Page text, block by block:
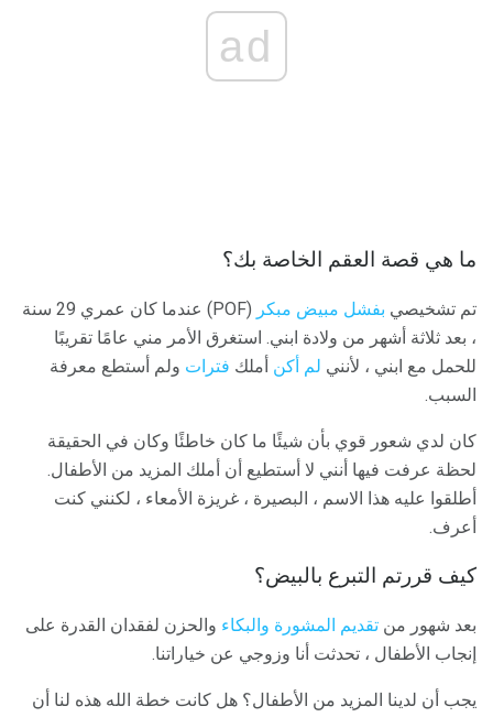
ad
ما هي قصة العقم الخاصة بك؟
تم تشخيصي بفشل مبيض مبكر
(POF) عندما كان عمري 29 سنة
، بعد ثلاثة أشهر من ولادة ابني. استغرق الأمر مني عامًا تقريبًا
للحمل مع ابني ، لأنني لم أكن أملك فترات ولم أستطع معرفة
السبب.
كان لدي شعور قوي بأن شيئًا ما كان خاطئًا وكان في الحقيقة
لحظة عرفت فيها أنني لا أستطيع أن أملك المزيد من الأطفال.
أطلقوا عليه هذا الاسم ، البصيرة ، غريزة الأمعاء ، لكنني كنت
أعرف.
كيف قررتم التبرع بالبيض؟
بعد شهور من تقديم المشورة والبكاء والحزن لفقدان القدرة على
إنجاب الأطفال ، تحدثت أنا وزوجي عن خياراتنا.
يجب أن لدينا المزيد من الأطفال؟ هل كانت خطة الله هذه لنا أن